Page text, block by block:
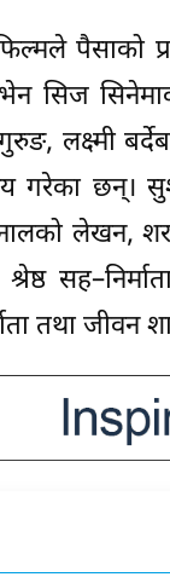
पैसाको
लक्ष्मी
गरेका छन्।
लेखन,
तथा जीवन